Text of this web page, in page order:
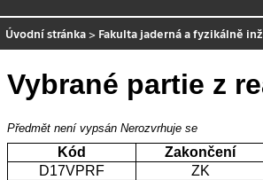
Úvodní stránka > Fakulta jaderná a fyzikálně
Vybrané partie z
Předmět není vypsán Nerozvrhuje se
Kód Zakončení
D17VPRF
ZK